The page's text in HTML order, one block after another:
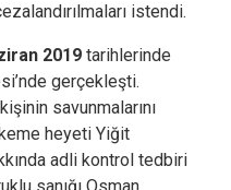
istendi.
2019 tarihlerinde
gerçekleşti.
savunmalarını
heyeti Yiğit
adli kontrol tedbiri